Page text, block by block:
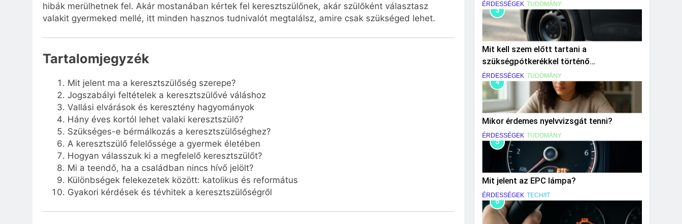
hibák merülhetnek fel. Akár mostanában kértek fel keresztszülőnek, akár szülőként választasz
valakit gyermeked mellé, itt minden hasznos tudnivalót megtalálsz, amire csak szükséged lehet.
Tartalomjegyzék
Mit jelent ma a keresztszülőség szerepe?
Jogszabályi feltételek a keresztszülővé váláshoz
Vallási elvárások és keresztény hagyományok
Hány éves kortól lehet valaki keresztszülő?
Szükséges-e bérmálkozás a keresztszülőséghez?
A keresztszülő felelőssége a gyermek életében
Hogyan válasszuk ki a megfelelő keresztszülőt?
Mi a teendő, ha a családban nincs hívő jelölt?
Különbségek felekezetek között: katolikus és református
Gyakori kérdések és tévhitek a keresztszülőségről
ÉRDESSÉGEK TUDOMÁNY
3
Mit kell szem előtt tartani a
szükségpótkerékkel történő
közlekedéskor?
ÉRDESSÉGEK TUDOMÁNY
4
Mikor érdemes nyelvvizsgát tenni?
ÉRDESSÉGEK TUDOMÁNY
5
Mit jelent az EPC lámpa?
ÉRDESSÉGEK TECH/IT
6